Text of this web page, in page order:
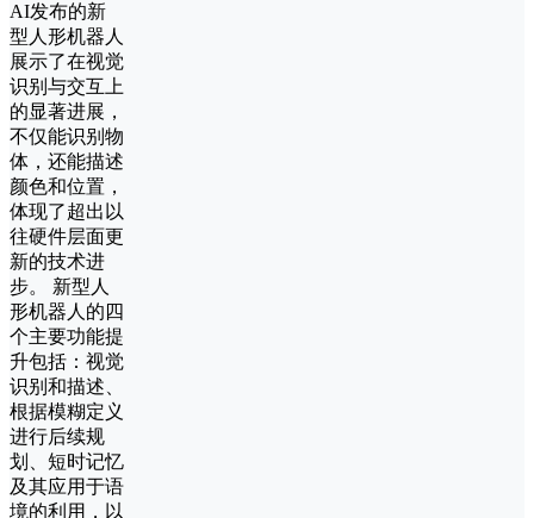
AI发布的新
型人形机器人
展示了在视觉
识别与交互上
的显著进展，
不仅能识别物
体，还能描述
颜色和位置，
体现了超出以
往硬件层面更
新的技术进
步。 新型人
形机器人的四
个主要功能提
升包括：视觉
识别和描述、
根据模糊定义
进行后续规
划、短时记忆
及其应用于语
境的利用，以